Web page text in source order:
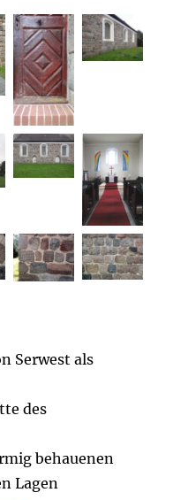
Serwest als
des
behauenen
Lagen